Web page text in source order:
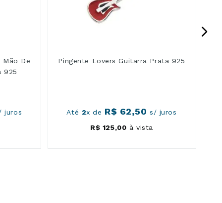
Mão De
925
juros
Pingente Lovers Guitarra Prata 925
Até 2x de R$ 62,50 s/ juros
R$ 125,00 à vista